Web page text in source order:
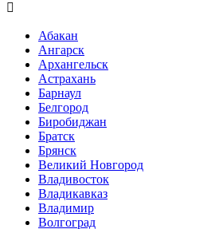

Абакан
Ангарск
Архангельск
Астрахань
Барнаул
Белгород
Биробиджан
Братск
Брянск
Великий Новгород
Владивосток
Владикавказ
Владимир
Волгоград